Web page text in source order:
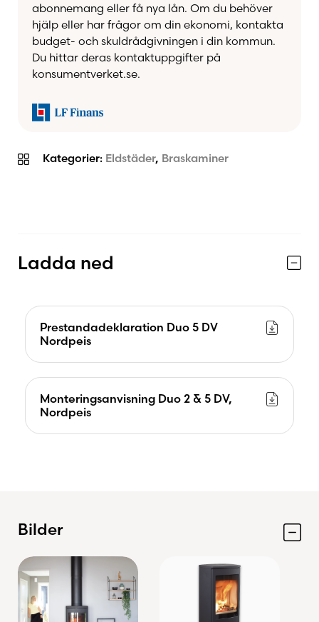
Kategorier: Eldstäder, Braskaminer
abonnemang eller få nya lån. Om du behöver
hjälp eller har frågor om din ekonomi, kontakta
budget- och skuldrådgivningen i din kommun.
Du hittar deras kontaktuppgifter på
konsumentverket.se.
Ladda ned
Prestandadeklaration Duo 5 DV
Nordpeis
Monteringsanvisning Duo 2 & 5 DV,
Nordpeis
Bilder